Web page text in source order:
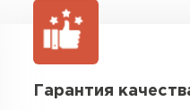
Гарантия
ПЕРЕЙТИ
Рулонная кровля Брит